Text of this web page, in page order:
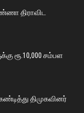
திராவிட
ரூ.10,000 சம்பள
திமுகவினர்